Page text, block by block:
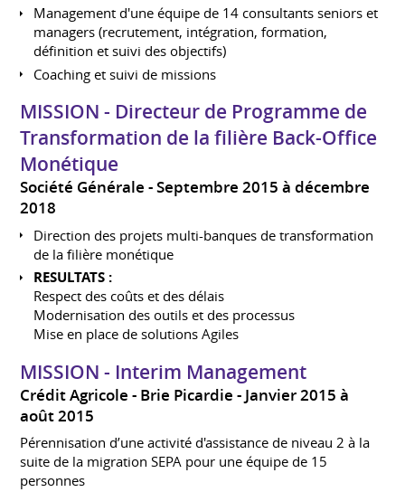
Management d'une équipe de 14 consultants seniors et
managers (recrutement, intégration, formation,
définition et suivi des objectifs)
Coaching et suivi de missions
MISSION - Directeur de Programme de
Transformation de la filière Back-Office
Monétique
Société Générale
Septembre 2015 à décembre
2018
Direction des projets multi-banques de transformation
de la filière monétique
RESULTATS :
Respect des coûts et des délais
Modernisation des outils et des processus
Mise en place de solutions Agiles
MISSION - Interim Management
Crédit Agricole - Brie Picardie
Janvier 2015 à
août 2015
Pérennisation d’une activité d'assistance de niveau 2 à la
suite de la migration SEPA pour une équipe de 15
personnes